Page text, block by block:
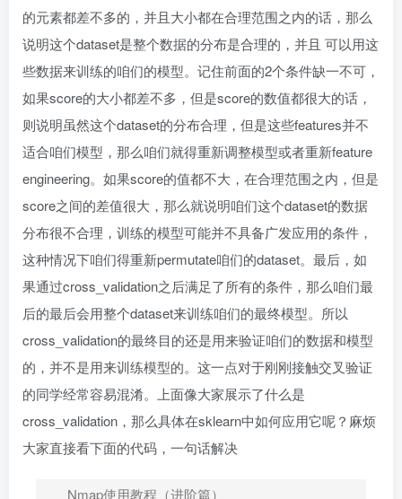
的元素都差不多的，并且大小都在合理范围之内的话，那么
说明这个dataset是整个数据的分布是合理的，并且 可以用这
些数据来训练的咱们的模型。记住前面的2个条件缺一不可，
如果score的大小都差不多，但是score的数值都很大的话，
则说明虽然这个dataset的分布合理，但是这些features并不
适合咱们模型，那么咱们就得重新调整模型或者重新feature
engineering。如果score的值都不大，在合理范围之内，但是
score之间的差值很大，那么就说明咱们这个dataset的数据
分布很不合理，训练的模型可能并不具备广发应用的条件，
这种情况下咱们得重新permutate咱们的dataset。最后，如
果通过cross_validation之后满足了所有的条件，那么咱们最
后的最后会用整个dataset来训练咱们的最终模型。所以
cross_validation的最终目的还是用来验证咱们的数据和模型
的，并不是用来训练模型的。这一点对于刚刚接触交叉验证
的同学经常容易混淆。上面像大家展示了什么是
cross_validation，那么具体在sklearn中如何应用它呢？麻烦
大家直接看下面的代码，一句话解决
Nmap使用教程（进阶篇）